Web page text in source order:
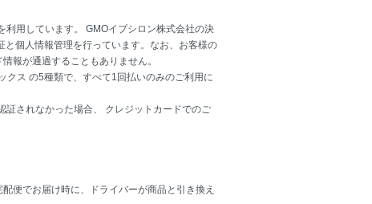
用しています。 GMOイプシロン株式会社の決
個人情報管理を行っています。なお、お客様の
報が通過することもありません。
クス の5種類で、すべて1回払いのみのご利用に
されなかった場合、 クレジットカードでのご
便でお届け時に、ドライバーが商品と引き換え